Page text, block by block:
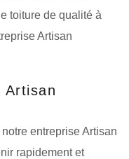
toiture de qualité à
Artisan
Artisan
entreprise Artisan
rapidement et